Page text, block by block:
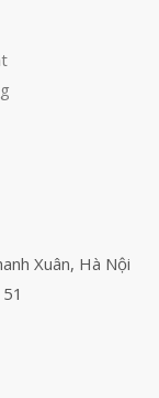
Xuân, Hà Nội